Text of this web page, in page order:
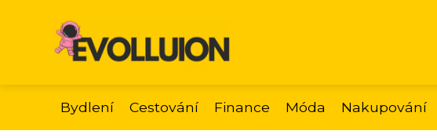
Bydlení Cestování Finance Móda Nakupování